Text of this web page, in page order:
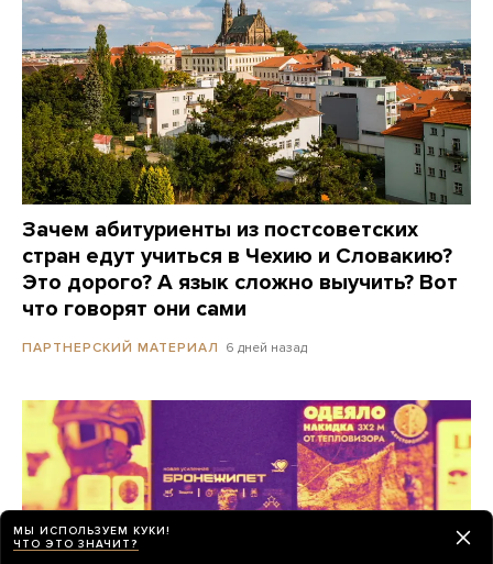
Зачем абитуриенты из постсоветских
стран едут учиться в Чехию и Словакию?
Это дорого? А язык сложно выучить? Вот
что говорят они сами
ПАРТНЕРСКИЙ МАТЕРИАЛ 6 дней назад
МЫ ИСПОЛЬЗУЕМ КУКИ!
ЧТО ЭТО ЗНАЧИТ?